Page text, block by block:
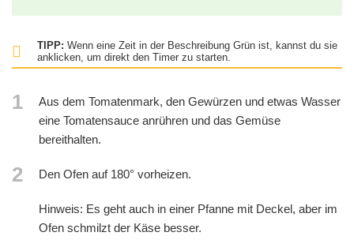
TIPP: Wenn eine Zeit in der Beschreibung Grün ist, kannst du sie
anklicken, um direkt den Timer zu starten.
1
Aus dem Tomatenmark, den Gewürzen und etwas Wasser
eine Tomatensauce anrühren und das Gemüse
bereithalten.
2 Den Ofen auf 180° vorheizen.
Hinweis: Es geht auch in einer Pfanne mit Deckel, aber im
Ofen schmilzt der Käse besser.